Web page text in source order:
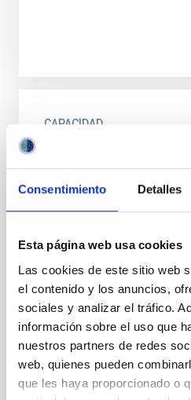
Consentimiento Detalles
Esta página web usa cookies
Las cookies de este sitio web
el contenido y los anuncios,
sociales y analizar el tráfico.
información sobre el uso que
nuestros partners de redes
web, quienes pueden
que les haya proporcionado o
CAPACIDAD
sistemas opto-
precisión
diseño, la fabricación y el
mecanismos...